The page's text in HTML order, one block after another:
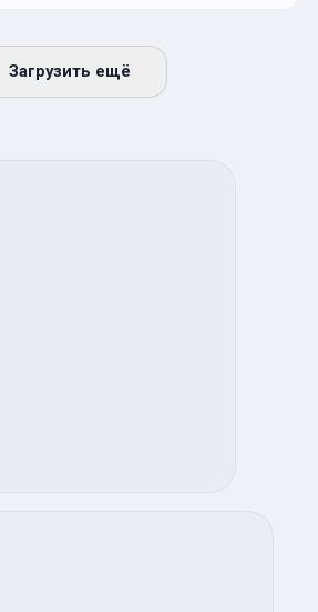
Загрузить ещё